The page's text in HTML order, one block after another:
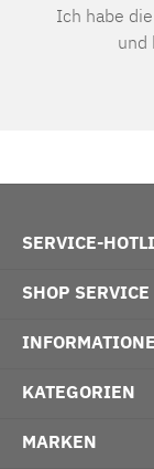
Ich habe die
und
SERVICE-
SHOP SERVICE
KATEGORIEN
MARKEN